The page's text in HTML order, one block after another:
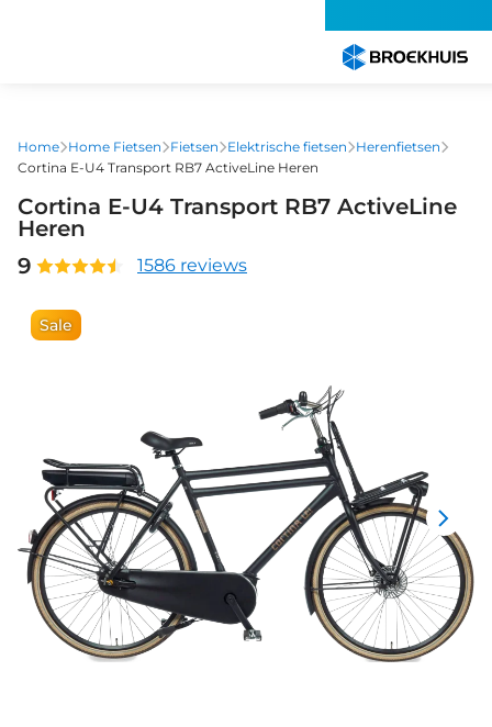
gaan
Home Home Fietsen Fietsen Elektrische fietsen
Herenfietsen
Cortina E-U4 Transport RB7 ActiveLine Heren
Cortina E-U4 Transport RB7 ActiveLine
Heren
9
1586 reviews
Sale